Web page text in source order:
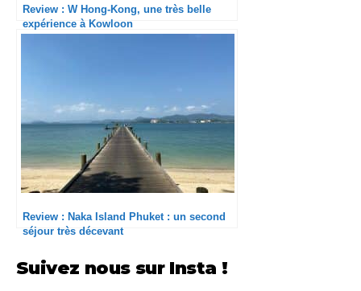
Review : W Hong-Kong, une très belle
expérience à Kowloon
Review : Naka Island Phuket : un second
séjour très décevant
Suivez nous sur Insta !